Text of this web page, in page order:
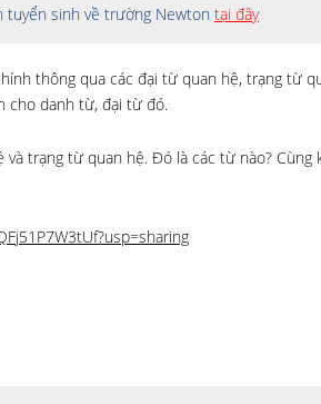
tuyển sinh về trường Newton tại đây
thông qua các đại từ quan hệ, trạng từ
cho danh từ, đại từ đó.
trạng từ quan hệ. Đó là các từ nào? Cùng